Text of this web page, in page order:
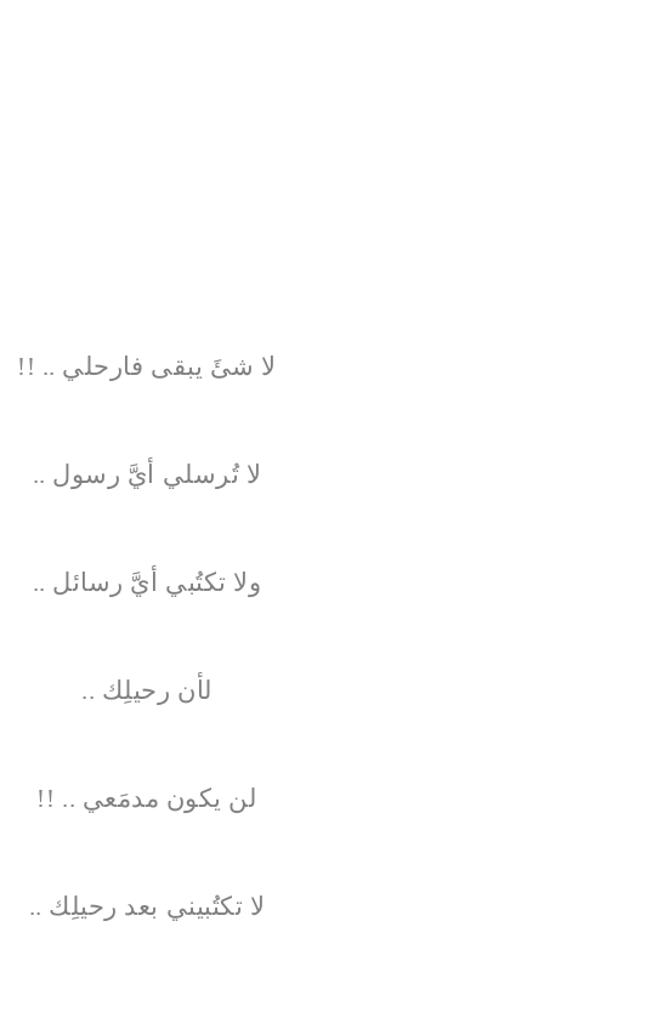
لا شئَ يبقى فارحلي .. !!
لا تُرسلي أيَّ رسول ..
ولا تكتُبي أيَّ رسائل ..
لأن رحيلِك ..
لن يكون مدمَعي .. !!
لا تكتُبيني بعد رحيلِك ..